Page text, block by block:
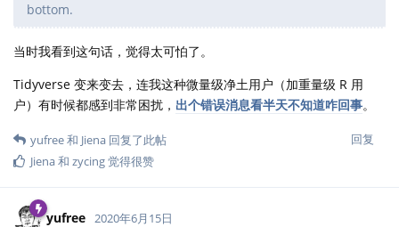
bottom.
当时我看到这句话，觉得太可怕了。
Tidyverse 变来变去，连我这种微量级净土用户（加重量级 R 用
户）有时候都感到非常困扰， 出个错误消息看半天不知道咋回事。
回复
yufree和 Jiena 回复了此帖
Jiena和 zycing觉得很赞
yufree 2020年6月15日